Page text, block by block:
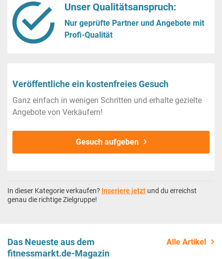
Unser Qualitätsanspruch:
Nur geprüfte Partner und Angebote mit
Profi-Qualität
Veröffentliche ein kostenfreies Gesuch
Ganz einfach in wenigen Schritten und erhalte gezielte
Angebote von Verkäufern!
Gesuch aufgeben
In dieser Kategorie verkaufen? Inseriere jetzt und du erreichst
genau die richtige Zielgruppe!
Das Neueste aus dem
fitnessmarkt.de-Magazin
Alle Artikel